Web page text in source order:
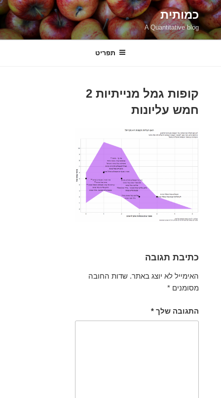
דילוג
לתוכן
כמותית
A Quantitative blog
תפריט
קופות גמל מנייתיות 2
חמש עליונות
כתיבת תגובה
האימייל לא יוצג באתר. שדות החובה
מסומנים *
התגובה שלך *